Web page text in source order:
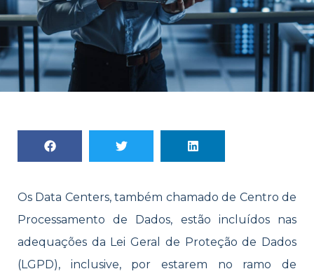
Os Data Centers, também chamado de Centro de
Processamento de Dados, estão incluídos nas
adequações da Lei Geral de Proteção de Dados
(LGPD), inclusive, por estarem no ramo de